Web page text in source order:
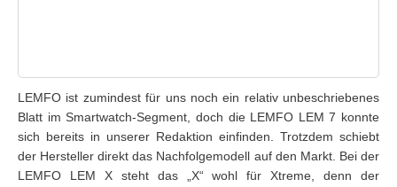
LEMFO ist zumindest für uns noch ein relativ unbeschriebenes
Blatt im Smartwatch-Segment, doch die LEMFO LEM 7 konnte
sich bereits in unserer Redaktion einfinden. Trotzdem schiebt
der Hersteller direkt das Nachfolgemodell auf den Markt. Bei der
LEMFO LEM X steht das „X“ wohl für Xtreme, denn der